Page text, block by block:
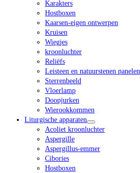
Karakters
Hostboxen
Kaarsen-eigen ontwerpen
Kruisen
Wiegjes
kroonluchter
Reliëfs
Leisteen en natuurstenen panelen
Sterrenbeeld
Vloerlamp
Doopjurken
Wierookkommen
Liturgische apparaten
Acoliet kroonluchter
Aspergille
Aspergillus-emmer
Cibories
Hostboxen